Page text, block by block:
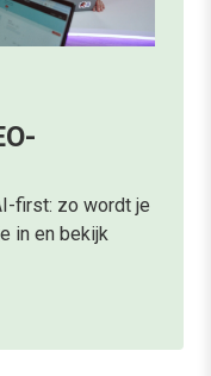
first: zo wordt je
in en bekijk